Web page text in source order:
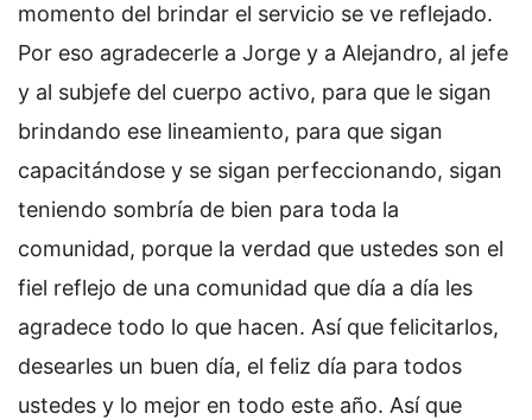
momento del brindar el servicio se ve reflejado.
Por eso agradecerle a Jorge y a Alejandro, al jefe
y al subjefe del cuerpo activo, para que le sigan
brindando ese lineamiento, para que sigan
capacitándose y se sigan perfeccionando, sigan
teniendo sombría de bien para toda la
comunidad, porque la verdad que ustedes son el
fiel reflejo de una comunidad que día a día les
agradece todo lo que hacen. Así que felicitarlos,
desearles un buen día, el feliz día para todos
ustedes y lo mejor en todo este año. Así que